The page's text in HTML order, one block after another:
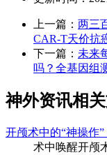
上一篇： 两三
CAR-T天价抗
下一篇： 未来
吗？全基因组
神外资讯相
开颅术中的“神操作
术中唤醒开颅